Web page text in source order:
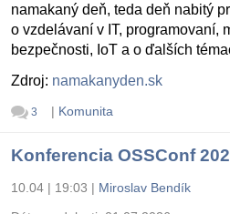
namakaný deň, teda deň nabitý
o vzdelávaní v IT, programovaní,
bezpečnosti, IoT a o ďalších
Zdroj: namakanyden.sk
3 | Komunita
Konferencia OSSConf
10.04 | 19:03 | Miroslav Bendík